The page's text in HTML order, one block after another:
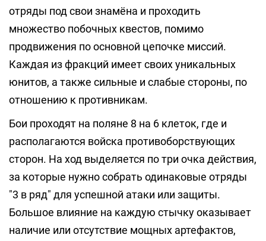
отряды под свои знамёна и проходить
множество побочных квестов, помимо
продвижения по основной цепочке миссий.
Каждая из фракций имеет своих уникальных
юнитов, а также сильные и слабые стороны, по
отношению к противникам.
Бои проходят на поляне 8 на 6 клеток, где и
располагаются войска противоборствующих
сторон. На ход выделяется по три очка действия,
за которые нужно собрать одинаковые отряды
"3 в ряд" для успешной атаки или защиты.
Большое влияние на каждую стычку оказывает
наличие или отсутствие мощных артефактов,